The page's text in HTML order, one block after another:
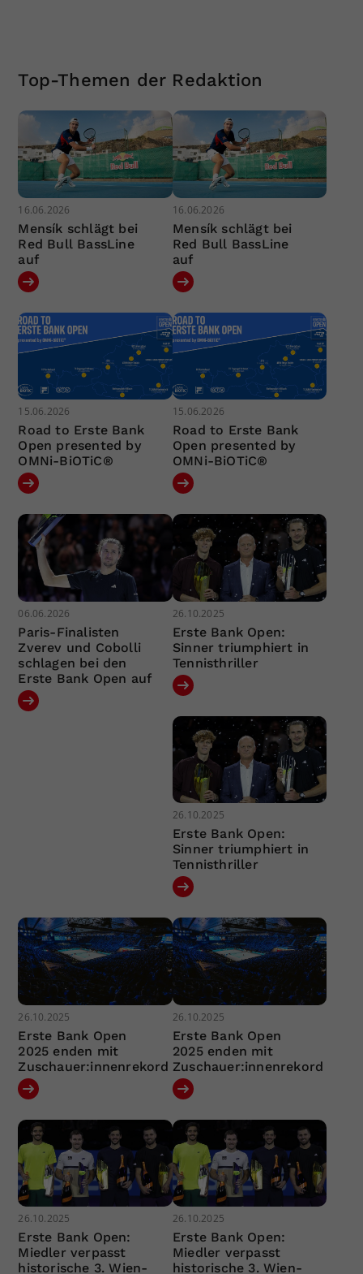
Top-Themen der Redaktion
16.06.2026
Mensík schlägt bei
Red Bull BassLine
auf
16.06.2026
Mensík schlägt bei
Red Bull BassLine
auf
15.06.2026
Road to Erste Bank
Open presented by
OMNi-BiOTiC®
15.06.2026
Road to Erste Bank
Open presented by
OMNi-BiOTiC®
06.06.2026
Paris-Finalisten
Zverev und Cobolli
schlagen bei den
Erste Bank Open auf
26.10.2025
Erste Bank Open:
Sinner triumphiert in
Tennisthriller
26.10.2025
Erste Bank Open:
Sinner triumphiert in
Tennisthriller
26.10.2025
Erste Bank Open
2025 enden mit
Zuschauer:innenrekord
26.10.2025
Erste Bank Open
2025 enden mit
Zuschauer:innenrekord
26.10.2025
Erste Bank Open:
Miedler verpasst
historische 3. Wien-
26.10.2025
Erste Bank Open:
Miedler verpasst
historische 3. Wien-